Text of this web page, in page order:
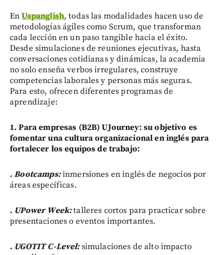
EnUspanglish, todas las modalidades hacen uso de
metodologías ágiles como Scrum, que transforman
cada lección en un paso tangible hacia el éxito.
Desde simulaciones de reuniones ejecutivas, hasta
conversaciones cotidianas y dinámicas, la academia
no solo enseña verbos irregulares, construye
competencias laborales y personas más seguras.
Para esto, ofrecen diferentes programas de
aprendizaje:
1. Para empresas (B2B) UJourney: su objetivo es
fomentar una cultura organizacional en inglés para
fortalecer los equipos de trabajo:
. Bootcamps:inmersiones en inglés de negocios por
áreas específicas.
. UPower Week:talleres cortos para practicar sobre
presentaciones o eventos importantes.
. UGOTIT C-Level:simulaciones de alto impacto